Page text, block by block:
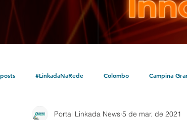
#LinkadaNaRede Colombo Campina
Policial Bocaiúva do Sul Litoral
Portal Linkada News 5 de mar. de 2021